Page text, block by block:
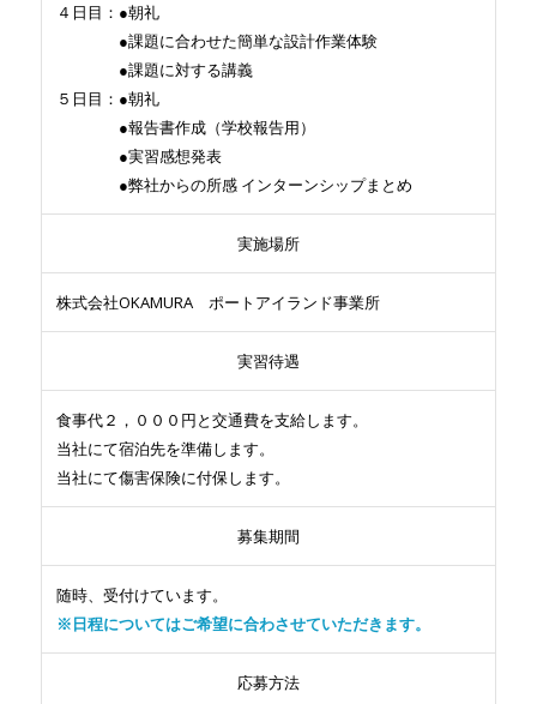
４日目：●朝礼
●課題に合わせた簡単な設計作業体験
●課題に対する講義
５日目：●朝礼
●報告書作成（学校報告用）
●実習感想発表
●弊社からの所感 インターンシップまとめ
実施場所
株式会社OKAMURA ポートアイランド事業所
実習待遇
食事代２，０００円と交通費を支給します。
当社にて宿泊先を準備します。
当社にて傷害保険に付保します。
募集期間
随時、受付けています。
※日程についてはご希望に合わさせていただきます。
応募方法